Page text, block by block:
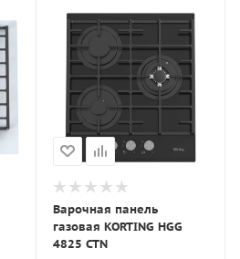
Варочная панель
газовая KORTING HGG
4825 CTN